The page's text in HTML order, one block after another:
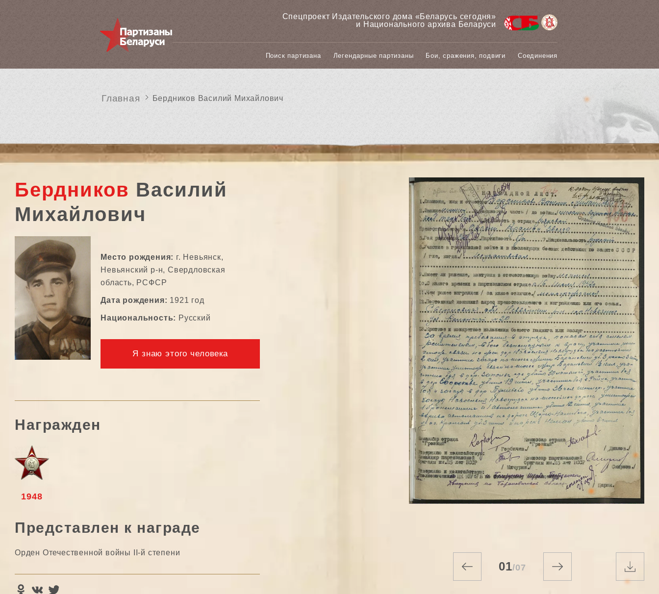
Спецпроект Издательского дома «‎Беларусь сегодня»
и Национального архива Беларуси
Поиск партизана Легендарные партизаны Бои, сражения, подвиги Соединения
Главная Бердников Василий Михайлович
Бердников Василий
Михайлович
Место рождения: г. Невьянск,
Невьянский р-н, Свердловская
область, РСФСР
Дата рождения: 1921 год
Национальность: Русский
Я знаю этого человека
Награжден
1948
Представлен к награде
Орден Отечественной войны II-й степени
01/07